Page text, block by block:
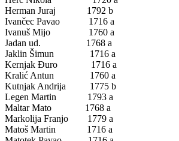
Herman Juraj 1792 b
Ivančec Pavao 1716 a
Ivanuš Mijo 1760 a
Jadan ud. 1768 a
Jaklin Šimun 1716 a
Kernjak Đuro 1716 a
Kralić Antun 1760 a
Kutnjak Andrija 1775 b
Legen Martin 1793 a
Maltar Mato 1768 a
Markolija Franjo 1779 a
Matoš Martin 1716 a